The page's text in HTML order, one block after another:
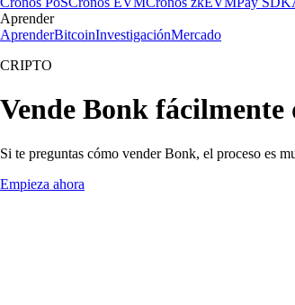
Aprender
AprenderBitcoinInvestigaciónMercado
CRIPTO
Vende Bonk fácilmente
Si te preguntas cómo vender Bonk, el proceso es
Empieza ahora